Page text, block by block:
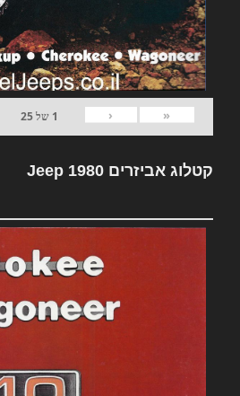
«
‹
1 של25
קטלוג אביזרים Jeep 1980